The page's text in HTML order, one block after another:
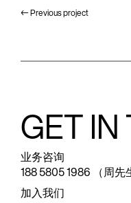
Previous project
GET IN
业务咨询
188 5805 1986 （周先
加入我们